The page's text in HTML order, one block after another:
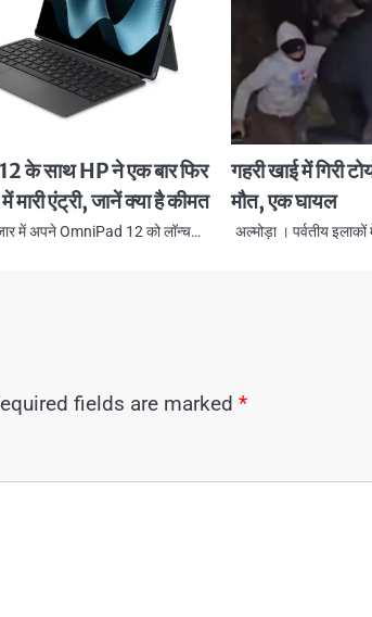
के साथ HP ने एक बार फिर
एंट्री, जानें क्या है कीमत
में अपने OmniPad 12 को लॉन्च…
गहरी खाई में गिरी
मौत, एक घायल
अल्मोड़ा । पर्वतीय
fields are marked *